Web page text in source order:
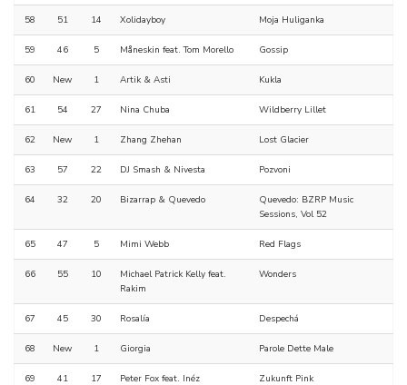
58 51 14 Xolidayboy Moja Huliganka
59 46 5 Måneskin feat. Tom Morello Gossip
60 New 1 Artik & Asti Kukla
61 54 27 Nina Chuba Wildberry Lillet
62 New 1 Zhang Zhehan Lost Glacier
63 57 22 DJ Smash & Nivesta Pozvoni
64 32 20 Bizarrap & Quevedo
Quevedo: BZRP Music
Sessions, Vol 52
65 47 5 Mimi Webb Red Flags
66 55 10
Michael Patrick Kelly feat.
Rakim
Wonders
67 45 30 Rosalía Despechá
68 New 1 Giorgia Parole Dette Male
69 41 17 Peter Fox feat. Inéz Zukunft Pink